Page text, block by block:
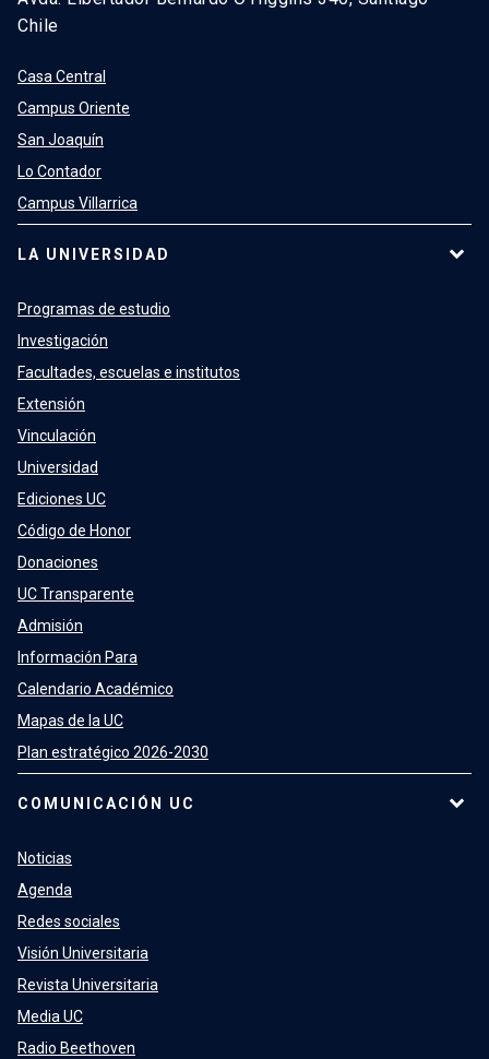
Chile
Casa Central
Campus Oriente
San Joaquín
Lo Contador
Campus Villarrica
LA UNIVERSIDAD
Programas de estudio
Investigación
Facultades, escuelas e institutos
Extensión
Vinculación
Universidad
Ediciones UC
Código de Honor
Donaciones
UC Transparente
Admisión
Información Para
Calendario Académico
Mapas de la UC
Plan estratégico 2026-2030
COMUNICACIÓN UC
Noticias
Agenda
Redes sociales
Visión Universitaria
Revista Universitaria
Media UC
Radio Beethoven